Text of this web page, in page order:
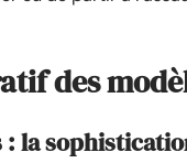
des
: la